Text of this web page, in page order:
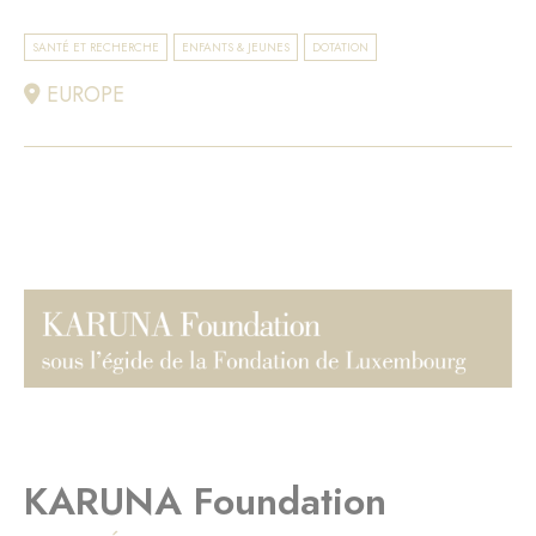
SANTÉ ET RECHERCHE ENFANTS & JEUNES DOTATION
EUROPE
KARUNA Foundation